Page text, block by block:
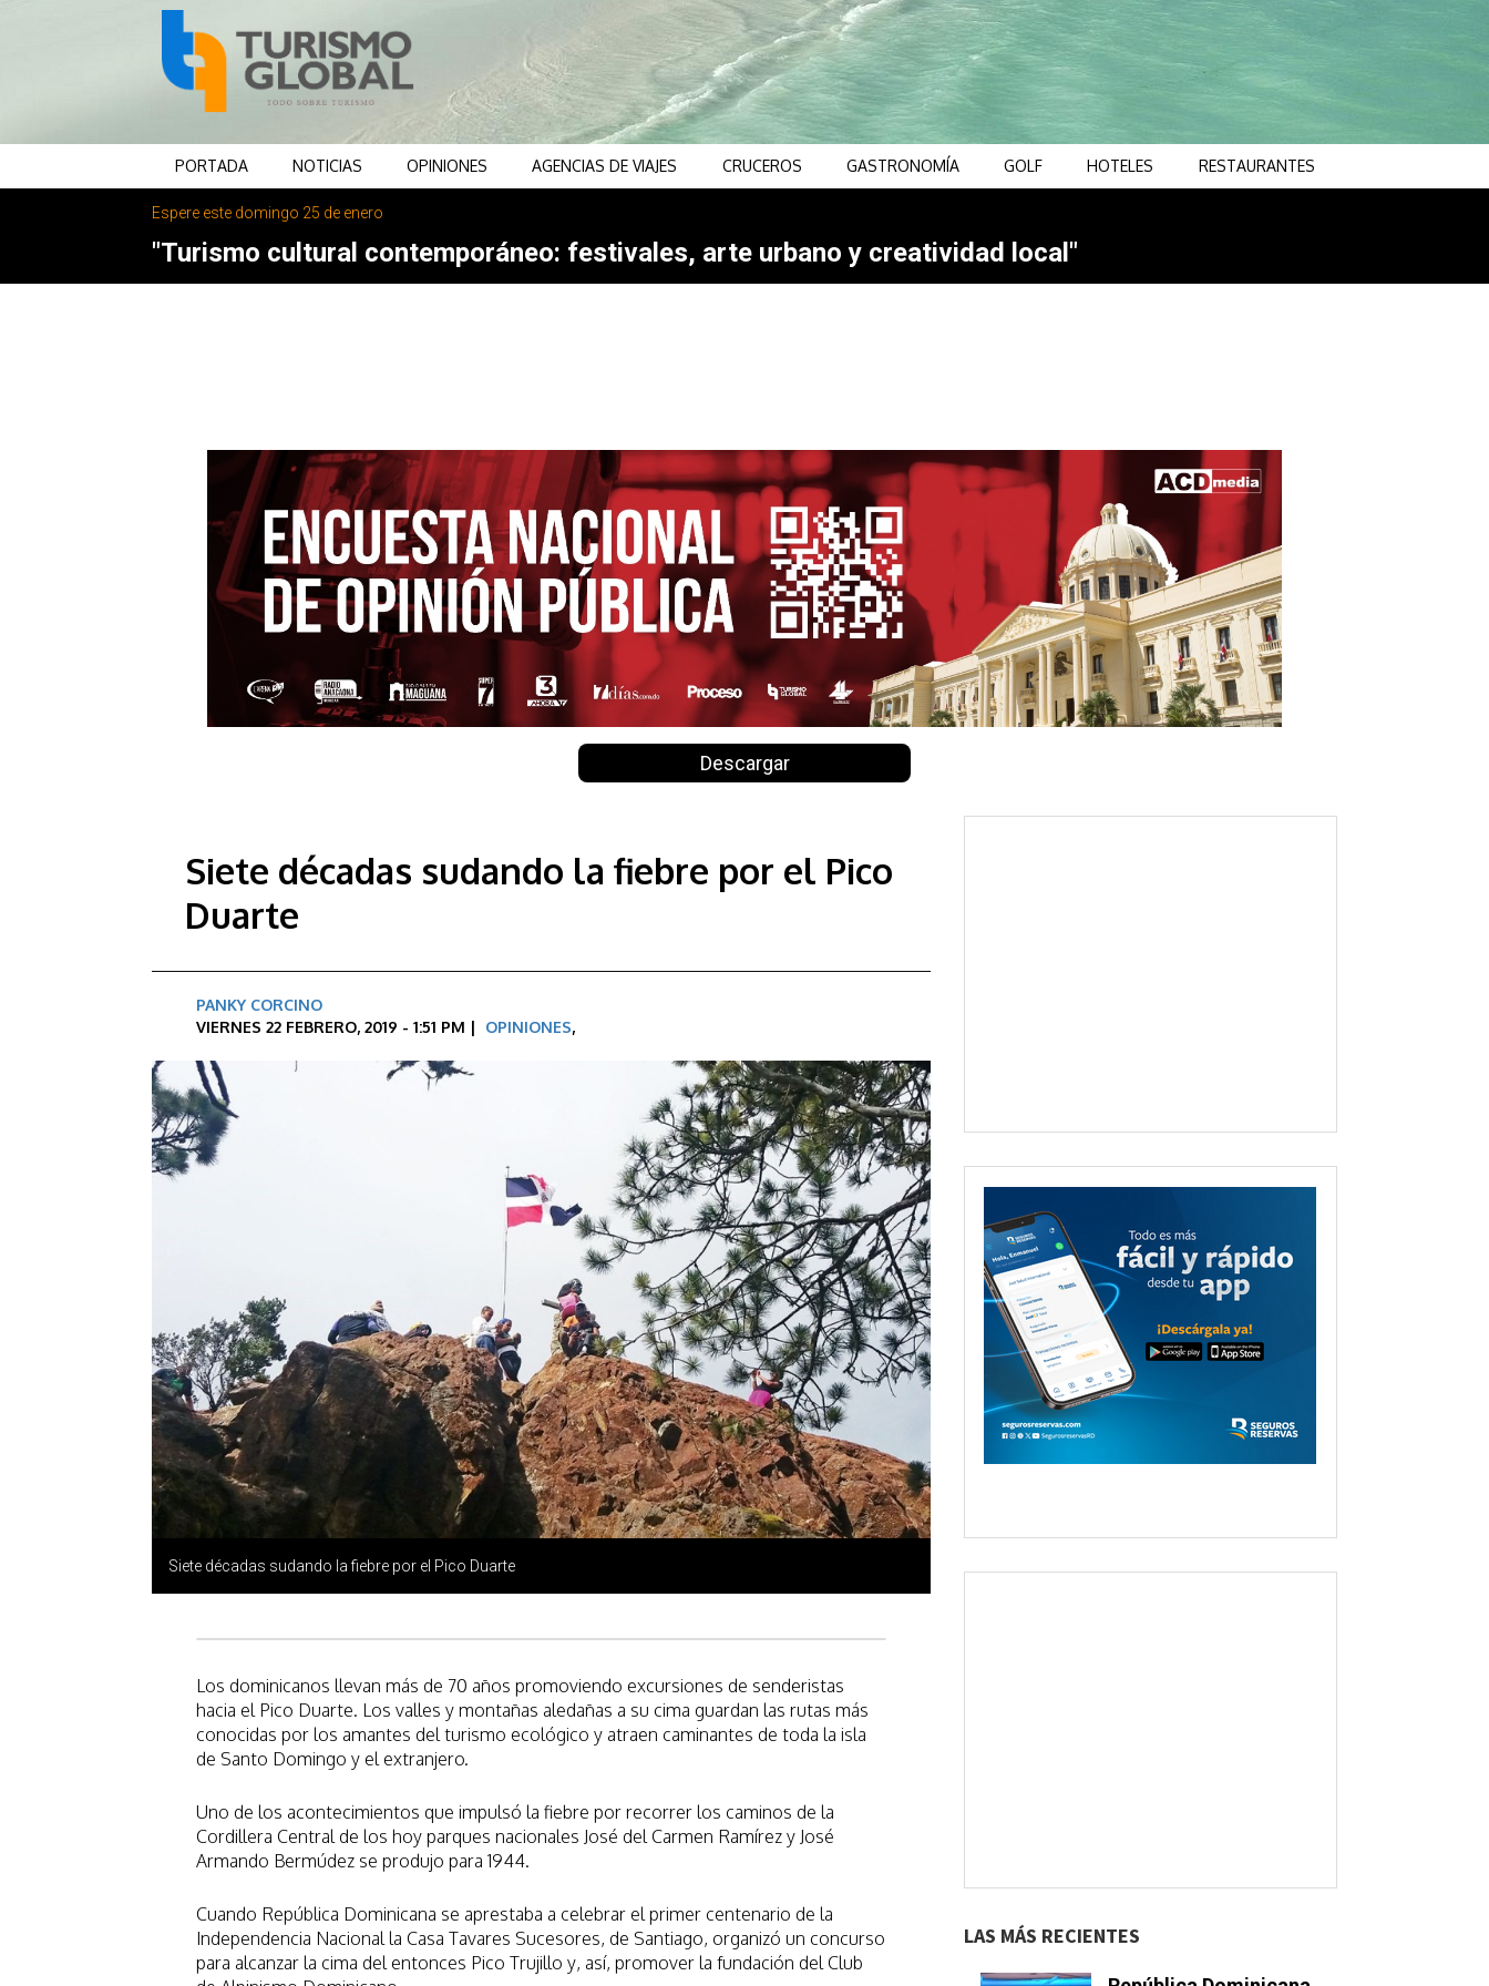
PORTADA NOTICIAS OPINIONES AGENCIAS DE VIAJES CRUCEROS GASTRONOMÍA GOLF HOTELES RESTAURANTES
Espere este domingo 25 de enero
"Turismo cultural contemporáneo: festivales, arte urbano y creatividad local"
Descargar
Siete décadas sudando la fiebre por el Pico
Duarte
PANKY CORCINO
VIERNES 22 FEBRERO, 2019 - 1:51 PM | OPINIONES,
Siete décadas sudando la fiebre por el Pico Duarte
Los dominicanos llevan más de 70 años promoviendo excursiones de senderistas
hacia el Pico Duarte. Los valles y montañas aledañas a su cima guardan las rutas más
conocidas por los amantes del turismo ecológico y atraen caminantes de toda la isla
de Santo Domingo y el extranjero.
Uno de los acontecimientos que impulsó la fiebre por recorrer los caminos de la
Cordillera Central de los hoy parques nacionales José del Carmen Ramírez y José
Armando Bermúdez se produjo para 1944.
Cuando República Dominicana se aprestaba a celebrar el primer centenario de la
Independencia Nacional la Casa Tavares Sucesores, de Santiago, organizó un concurso
para alcanzar la cima del entonces Pico Trujillo y, así, promover la fundación del Club
LAS MÁS RECIENTES